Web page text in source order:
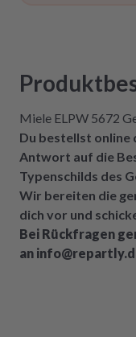
Miele ELPW 5672
Du bestellst online
Antwort auf die
Typenschilds des
Wir bereiten die
dich vor und
Bei Rückfragen
an